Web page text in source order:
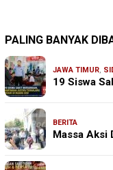
PALING BANYAK
JAWA TIMUR,
19 Siswa
BERITA
Massa Aksi